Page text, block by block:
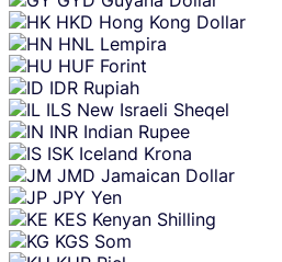
HKD Hong Kong Dollar
HNL Lempira
HUF Forint
IDR Rupiah
ILS New Israeli Sheqel
INR Indian Rupee
ISK Iceland Krona
JMD Jamaican Dollar
JPY Yen
KES Kenyan Shilling
KGS Som